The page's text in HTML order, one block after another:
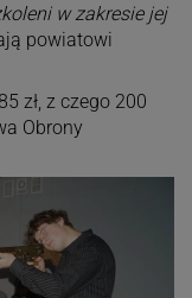
w zakresie jej
powiatowi
zł, z czego 200
Obrony